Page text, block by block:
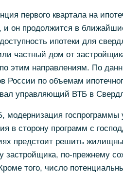
первого квартала на
и он продолжится в
ипотеки для
частный дом от
этим направлениям. По
России по объемам
управляющий ВТБ в
модернизация
в сторону программ с
предстоит решить
застройщика, по-прежнему
того, число